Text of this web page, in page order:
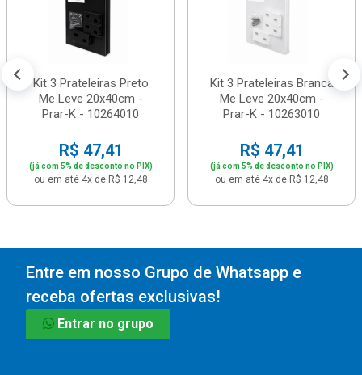
Kit 3 Prateleiras Preto
Me Leve 20x40cm -
Prar-K - 10264010
R$ 47,41
(já com 5% de desconto no PIX)
ou em até 4x de R$ 12,48
Kit 3 Prateleiras Branca
Me Leve 20x40cm -
Prar-K - 10263010
R$ 47,41
(já com 5% de desconto no PIX)
ou em até 4x de R$ 12,48
Entre em nosso Grupo de Whatsapp e
receba ofertas exclusivas!
Entrar no grupo